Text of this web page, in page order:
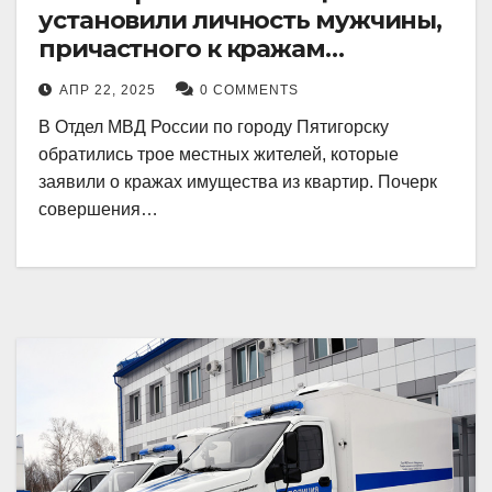
установили личность мужчины,
причастного к кражам
имущества из квартир в
Пятигорске
АПР 22, 2025 0 COMMENTS
В Отдел МВД России по городу Пятигорску
обратились трое местных жителей, которые
заявили о кражах имущества из квартир. Почерк
совершения…